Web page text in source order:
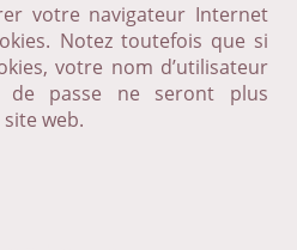
votre navigateur Internet
Notez toutefois que si
votre nom d’utilisateur
passe ne seront plus
web.